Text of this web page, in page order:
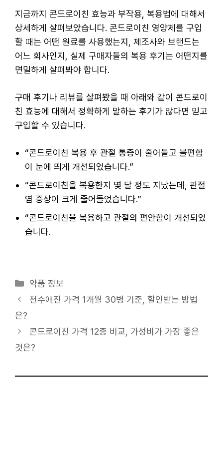
지금까지 콘드로이친 효능과 부작용, 복용법에 대해서
상세하게 살펴보았습니다. 콘드로이친 영양제를 구입
할 때는 어떤 원료를 사용했는지, 제조사와 브랜드는
어느 회사인지, 실제 구매자들의 복용 후기는 어떤지를
면밀하게 살펴봐야 합니다.
구매 후기나 리뷰를 살펴봤을 때 아래와 같이 콘드로이
친 효능에 대해서 정확하게 말하는 후기가 많다면 믿고
구입할 수 있습니다.
“콘드로이친 복용 후 관절 통증이 줄어들고 불편함
이 눈에 띄게 개선되었습니다.”
“콘드로이친을 복용한지 몇 달 정도 지났는데, 관절
염 증상이 크게 줄어들었습니다.”
“콘드로이친을 복용하고 관절의 편안함이 개선되었
습니다.
카
테
리
약품 정보
천수애진 가격 1개월 30병 기준, 할인받는 방법
은?
콘드로이친 가격 12종 비교, 가성비가 가장 좋은
것은?